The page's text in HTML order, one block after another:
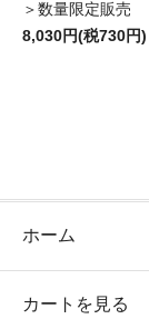
＞数量限定販売
8,030円(税730円)
ホーム
カートを見る